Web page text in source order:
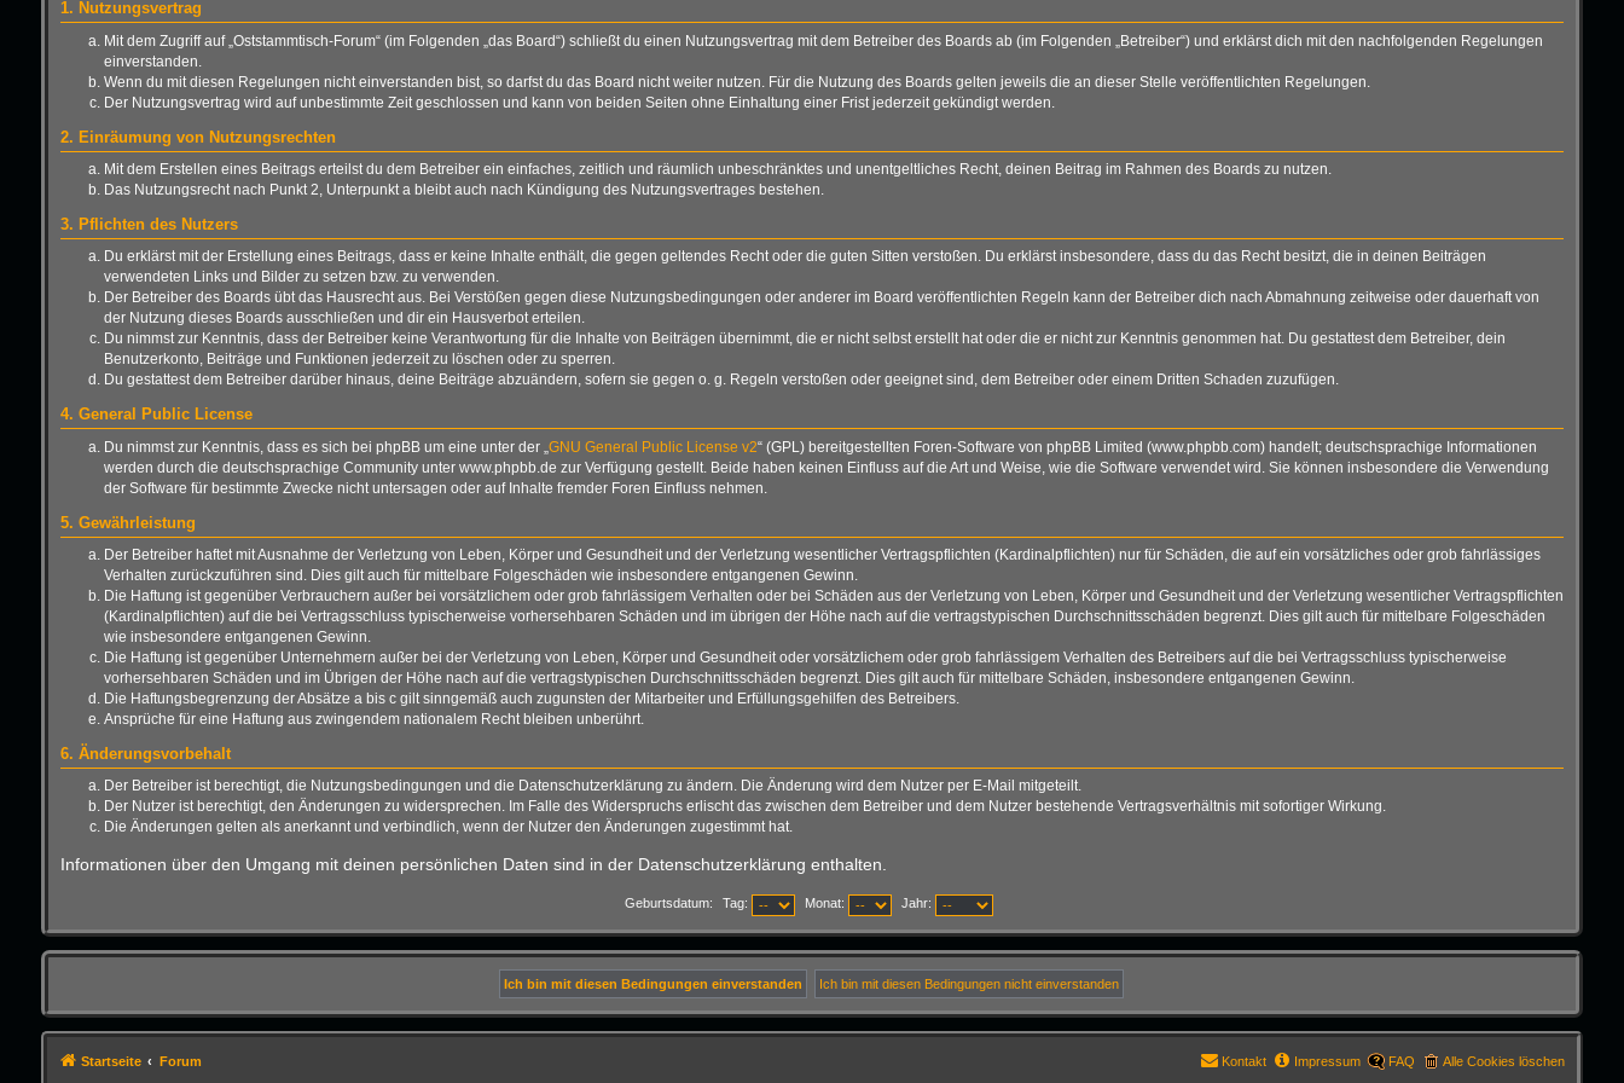
1. Nutzungsvertrag
Mit dem Zugriff auf „Oststammtisch-Forum“ (im Folgenden „das Board“) schließt du einen Nutzungsvertrag mit dem Betreiber des Boards ab (im Folgenden „Betreiber“) und erklärst dich mit den nachfolgenden Regelungen
einverstanden.
Wenn du mit diesen Regelungen nicht einverstanden bist, so darfst du das Board nicht weiter nutzen. Für die Nutzung des Boards gelten jeweils die an dieser Stelle veröffentlichten Regelungen.
Der Nutzungsvertrag wird auf unbestimmte Zeit geschlossen und kann von beiden Seiten ohne Einhaltung einer Frist jederzeit gekündigt werden.
2. Einräumung von Nutzungsrechten
Mit dem Erstellen eines Beitrags erteilst du dem Betreiber ein einfaches, zeitlich und räumlich unbeschränktes und unentgeltliches Recht, deinen Beitrag im Rahmen des Boards zu nutzen.
Das Nutzungsrecht nach Punkt 2, Unterpunkt a bleibt auch nach Kündigung des Nutzungsvertrages bestehen.
3. Pflichten des Nutzers
Du erklärst mit der Erstellung eines Beitrags, dass er keine Inhalte enthält, die gegen geltendes Recht oder die guten Sitten verstoßen. Du erklärst insbesondere, dass du das Recht besitzt, die in deinen Beiträgen
verwendeten Links und Bilder zu setzen bzw. zu verwenden.
Der Betreiber des Boards übt das Hausrecht aus. Bei Verstößen gegen diese Nutzungsbedingungen oder anderer im Board veröffentlichten Regeln kann der Betreiber dich nach Abmahnung zeitweise oder dauerhaft von
der Nutzung dieses Boards ausschließen und dir ein Hausverbot erteilen.
Du nimmst zur Kenntnis, dass der Betreiber keine Verantwortung für die Inhalte von Beiträgen übernimmt, die er nicht selbst erstellt hat oder die er nicht zur Kenntnis genommen hat. Du gestattest dem Betreiber, dein
Benutzerkonto, Beiträge und Funktionen jederzeit zu löschen oder zu sperren.
Du gestattest dem Betreiber darüber hinaus, deine Beiträge abzuändern, sofern sie gegen o. g. Regeln verstoßen oder geeignet sind, dem Betreiber oder einem Dritten Schaden zuzufügen.
4. General Public License
Du nimmst zur Kenntnis, dass es sich bei phpBB um eine unter der „ GNU General Public License v2“ (GPL) bereitgestellten Foren-Software von phpBB Limited (www.phpbb.com) handelt; deutschsprachige Informationen
werden durch die deutschsprachige Community unter www.phpbb.de zur Verfügung gestellt. Beide haben keinen Einfluss auf die Art und Weise, wie die Software verwendet wird. Sie können insbesondere die Verwendung
der Software für bestimmte Zwecke nicht untersagen oder auf Inhalte fremder Foren Einfluss nehmen.
5. Gewährleistung
Der Betreiber haftet mit Ausnahme der Verletzung von Leben, Körper und Gesundheit und der Verletzung wesentlicher Vertragspflichten (Kardinalpflichten) nur für Schäden, die auf ein vorsätzliches oder grob fahrlässiges
Verhalten zurückzuführen sind. Dies gilt auch für mittelbare Folgeschäden wie insbesondere entgangenen Gewinn.
Die Haftung ist gegenüber Verbrauchern außer bei vorsätzlichem oder grob fahrlässigem Verhalten oder bei Schäden aus der Verletzung von Leben, Körper und Gesundheit und der Verletzung wesentlicher Vertragspflichten
(Kardinalpflichten) auf die bei Vertragsschluss typischerweise vorhersehbaren Schäden und im übrigen der Höhe nach auf die vertragstypischen Durchschnittsschäden begrenzt. Dies gilt auch für mittelbare Folgeschäden
wie insbesondere entgangenen Gewinn.
Die Haftung ist gegenüber Unternehmern außer bei der Verletzung von Leben, Körper und Gesundheit oder vorsätzlichem oder grob fahrlässigem Verhalten des Betreibers auf die bei Vertragsschluss typischerweise
vorhersehbaren Schäden und im Übrigen der Höhe nach auf die vertragstypischen Durchschnittsschäden begrenzt. Dies gilt auch für mittelbare Schäden, insbesondere entgangenen Gewinn.
Die Haftungsbegrenzung der Absätze a bis c gilt sinngemäß auch zugunsten der Mitarbeiter und Erfüllungsgehilfen des Betreibers.
Ansprüche für eine Haftung aus zwingendem nationalem Recht bleiben unberührt.
6. Änderungsvorbehalt
Der Betreiber ist berechtigt, die Nutzungsbedingungen und die Datenschutzerklärung zu ändern. Die Änderung wird dem Nutzer per E-Mail mitgeteilt.
Der Nutzer ist berechtigt, den Änderungen zu widersprechen. Im Falle des Widerspruchs erlischt das zwischen dem Betreiber und dem Nutzer bestehende Vertragsverhältnis mit sofortiger Wirkung.
Die Änderungen gelten als anerkannt und verbindlich, wenn der Nutzer den Änderungen zugestimmt hat.
Informationen über den Umgang mit deinen persönlichen Daten sind in der Datenschutzerklärung enthalten.
Geburtsdatum: Tag: Monat: Jahr:
Startseite Forum Alle Cookies löschen
FAQ
Impressum
Kontakt